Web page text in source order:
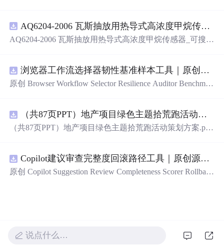
AQ6204-2006 瓦斯抽放用热导式高浓度甲烷传感器-可搜索.pdf
AQ6204-2006 瓦斯抽放用热导式高浓度甲烷传感器_可搜
浏览器工作流选择器韧性基准样本工具｜原创源码+测试+离线报告
原创 Browser Workflow Selector Resilience Auditor Benchmar
建立固定样本、权重和验收区间，比较不同批次的准确
率、覆盖率与效率；本地网页、JSON/HTML/SVG报告、
图、README、运行说明、MIT License及原创授权声明。
适合开发者进行工程预检、质量审查和交付复核；Node.js
18+可直接运行，零第三方运行依赖。
（共87页PPT）地产项目绿色主题拾荒跑活动策划方案.pptx
（共87页PPT）地产项目绿色主题拾荒跑活动策划方案.ppt
Copilot建议审查完整度回滚路径工具｜原创源码+测试+离线报告
原创 Copilot Suggestion Review Completeness Scorer Rollback
例、HTML/JSON/SVG离线报告、1080×720运行效果图、
说点什么…